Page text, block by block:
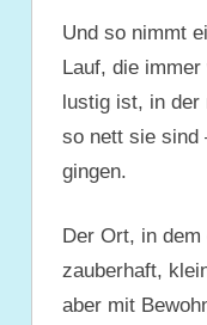
Und so nimmt
Lauf, die
lustig ist, in der
so nett sie sind
gingen.
Der Ort, in
zauberhaft,
aber mit